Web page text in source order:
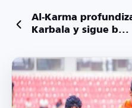
Al-Karma
Karbala y sigue b...